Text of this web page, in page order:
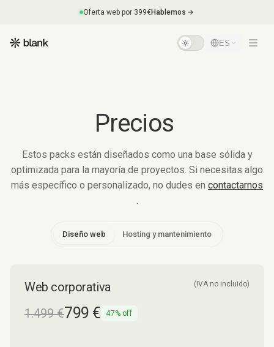
Oferta web por 399€Hablemos
ES
Precios
Estos packs están diseñados como una base sólida y
optimizada para la mayoría de proyectos. Si necesitas algo
más específico o personalizado, no dudes en contactarnos
.
Diseño web Hosting y mantenimiento
Web corporativa (IVA no incluido)
1.499 €799 € 47% off